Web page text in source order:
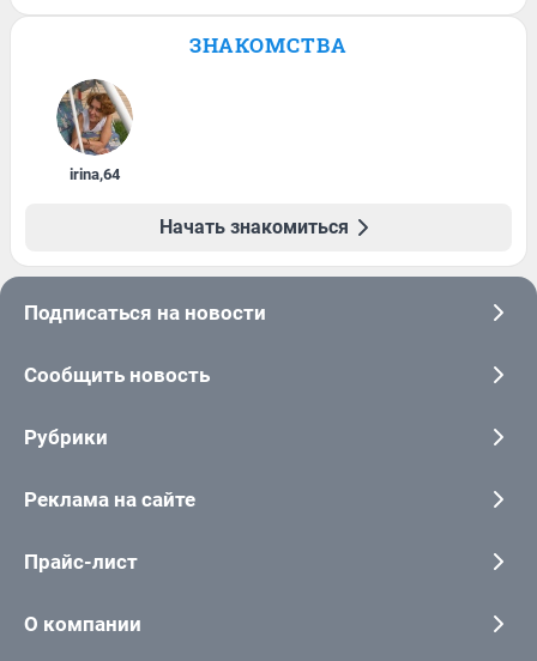
ЗНАКОМСТВА
irina,64
Начать знакомиться
Подписаться на новости
Сообщить новость
Рубрики
Реклама на сайте
Прайс-лист
О компании